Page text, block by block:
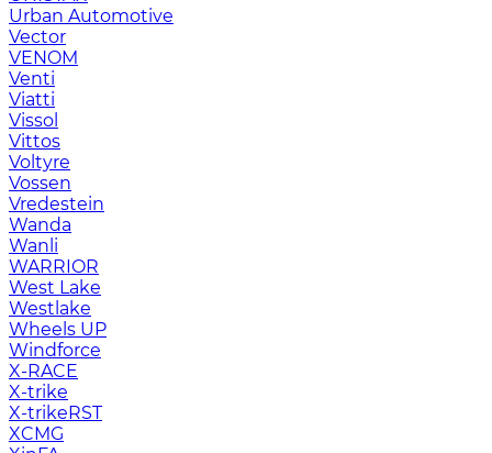
Urban Automotive
Vector
VENOM
Venti
Viatti
Vissol
Vittos
Voltyre
Vossen
Vredestein
Wanda
Wanli
WARRIOR
West Lake
Westlake
Wheels UP
Windforce
X-RACE
X-trike
X-trikeRST
XCMG